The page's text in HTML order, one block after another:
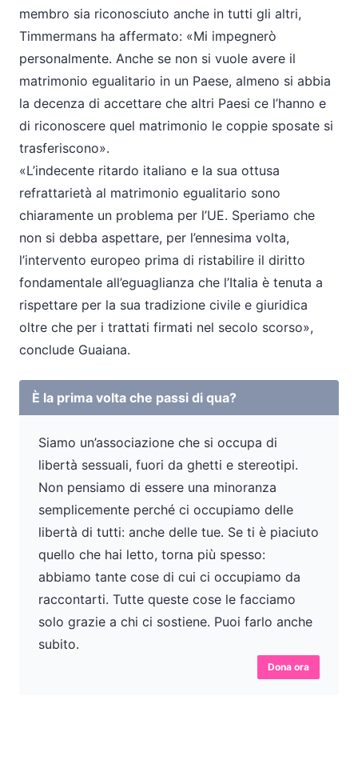
membro sia riconosciuto anche in tutti gli altri,
Timmermans ha affermato: «Mi impegnerò
personalmente. Anche se non si vuole avere il
matrimonio egualitario in un Paese, almeno si abbia
la decenza di accettare che altri Paesi ce l’hanno e
di riconoscere quel matrimonio le coppie sposate si
trasferiscono».
«L’indecente ritardo italiano e la sua ottusa
refrattarietà al matrimonio egualitario sono
chiaramente un problema per l’UE. Speriamo che
non si debba aspettare, per l’ennesima volta,
l’intervento europeo prima di ristabilire il diritto
fondamentale all’eguaglianza che l’Italia è tenuta a
rispettare per la sua tradizione civile e giuridica
oltre che per i trattati firmati nel secolo scorso»,
conclude Guaiana.
È la prima volta che passi di qua?
Siamo un’associazione che si occupa di
libertà sessuali, fuori da ghetti e stereotipi.
Non pensiamo di essere una minoranza
semplicemente perché ci occupiamo delle
libertà di tutti: anche delle tue. Se ti è piaciuto
quello che hai letto, torna più spesso:
abbiamo tante cose di cui ci occupiamo da
raccontarti. Tutte queste cose le facciamo
solo grazie a chi ci sostiene. Puoi farlo anche
subito.
Dona ora